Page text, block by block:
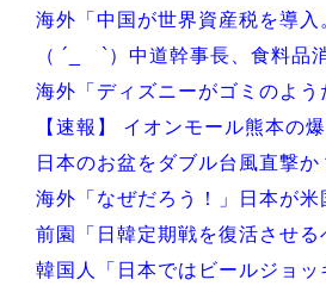
Powered by livedoor 相互RSS
海外「中国が世界資産税を導入
（ ´_ゝ`）中道幹事長、食料品
海外「ディズニーがゴミのよう
【速報】 イオンモール熊本の
日本のお盆をダブル台風直撃
海外「なぜだろう！」日本が米
前園「日韓定期戦を復活させる
韓国人「日本ではビールジョッ